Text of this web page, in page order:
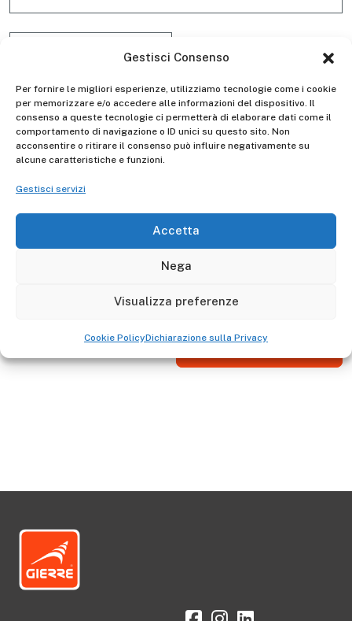
Gestisci Consenso
Per fornire le migliori esperienze, utilizziamo tecnologie come i cookie
per memorizzare e/o accedere alle informazioni del dispositivo. Il
consenso a queste tecnologie ci permetterà di elaborare dati come il
comportamento di navigazione o ID unici su questo sito. Non
acconsentire o ritirare il consenso può influire negativamente su
alcune caratteristiche e funzioni.
Gestisci servizi
Accetta
Nega
Visualizza preferenze
Cookie PolicyDichiarazione sulla Privacy
Kit 4 piedini esterni D4035
Descrizione
I ricambi sono garantiti per 10 anni, controllare l'anno